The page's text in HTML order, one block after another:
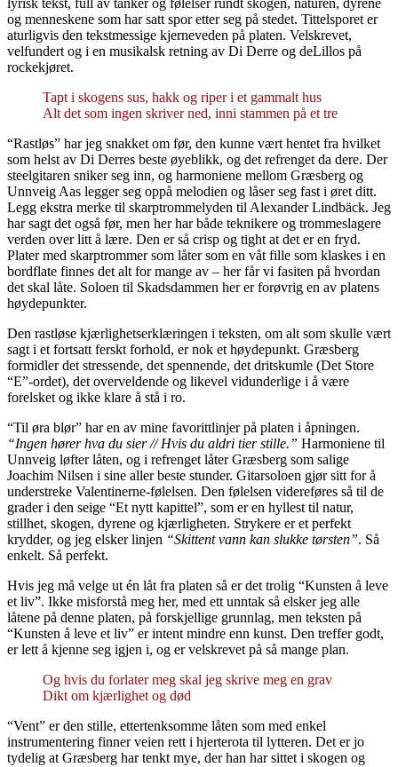
og menneskene som har satt spor etter seg på stedet. Tittelsporet er
aturligvis den tekstmessige kjerneveden på platen. Velskrevet,
velfundert og i en musikalsk retning av Di Derre og deLillos på
rockekjøret.
Tapt i skogens sus, hakk og riper i et gammalt hus
Alt det som ingen skriver ned, inni stammen på et tre
“Rastløs” har jeg snakket om før, den kunne vært hentet fra hvilket
som helst av Di Derres beste øyeblikk, og det refrenget da dere. Der
steelgitaren sniker seg inn, og harmoniene mellom Græsberg og
Unnveig Aas legger seg oppå melodien og låser seg fast i øret ditt.
Legg ekstra merke til skarptrommelyden til Alexander Lindbäck. Jeg
har sagt det også før, men her har både teknikere og trommeslagere
verden over litt å lære. Den er så crisp og tight at det er en fryd.
Plater med skarptrommer som låter som en våt fille som klaskes i en
bordflate finnes det alt for mange av – her får vi fasiten på hvordan
det skal låte. Soloen til Skadsdammen her er forøvrig en av platens
høydepunkter.
Den rastløse kjærlighetserklæringen i teksten, om alt som skulle vært
sagt i et fortsatt ferskt forhold, er nok et høydepunkt. Græsberg
formidler det stressende, det spennende, det dritskumle (Det Store
“E”-ordet), det overveldende og likevel vidunderlige i å være
forelsket og ikke klare å stå i ro.
“Til øra blør” har en av mine favorittlinjer på platen i åpningen.
“Ingen hører hva du sier // Hvis du aldri tier stille.” Harmoniene til
Unnveig løfter låten, og i refrenget låter Græsberg som salige
Joachim Nilsen i sine aller beste stunder. Gitarsoloen gjør sitt for å
understreke Valentinerne-følelsen. Den følelsen videreføres så til de
grader i den seige “Et nytt kapittel”, som er en hyllest til natur,
stillhet, skogen, dyrene og kjærligheten. Strykere er et perfekt
krydder, og jeg elsker linjen “Skittent vann kan slukke tørsten”. Så
enkelt. Så perfekt.
Hvis jeg må velge ut én låt fra platen så er det trolig “Kunsten å leve
et liv”. Ikke misforstå meg her, med ett unntak så elsker jeg alle
låtene på denne platen, på forskjellige grunnlag, men teksten på
“Kunsten å leve et liv” er intent mindre enn kunst. Den treffer godt,
er lett å kjenne seg igjen i, og er velskrevet på så mange plan.
Og hvis du forlater meg skal jeg skrive meg en grav
Dikt om kjærlighet og død
“Vent” er den stille, ettertenksomme låten som med enkel
instrumentering finner veien rett i hjerterota til lytteren. Det er jo
tydelig at Græsberg har tenkt mye, der han har sittet i skogen og